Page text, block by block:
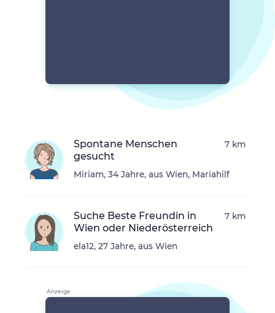
Spontane Menschen
gesucht
Miriam, 34 Jahre, aus Wien, Mariahilf
7 km
Suche Beste Freundin in
Wien oder Niederösterreich
ela12, 27 Jahre, aus Wien
7 km